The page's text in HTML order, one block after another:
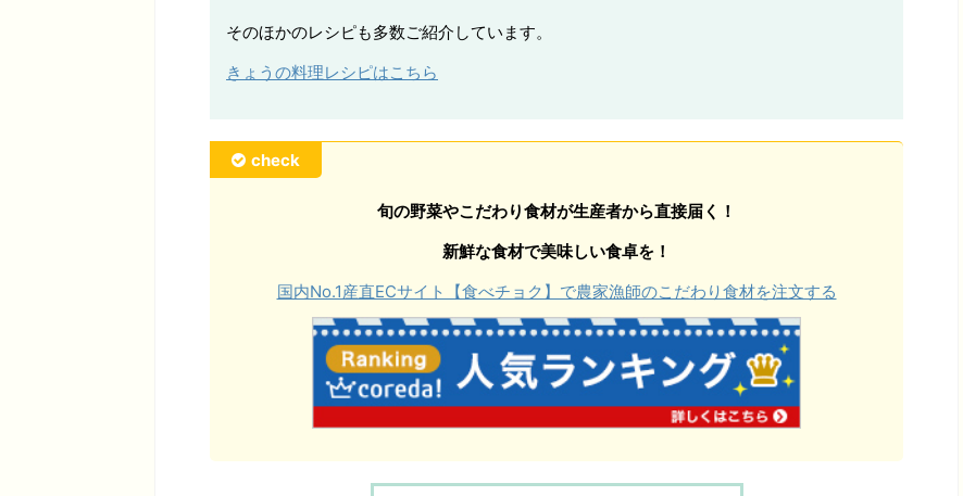
そのほかのレシピも多数ご紹介しています。
きょうの料理レシピはこちら
check
旬の野菜やこだわり食材が生産者から直接届く！
新鮮な食材で美味しい食卓を！
国内No.1産直ECサイト【食べチョク】で農家漁師のこだわり食材を注文する